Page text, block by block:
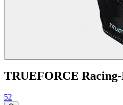
TRUEFORCE Racing-
52